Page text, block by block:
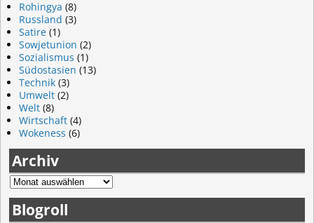
Rohingya (8)
Russland (3)
Satire (1)
Sowjetunion (2)
Sozialismus (1)
Südostasien (13)
Technik (3)
Umwelt (2)
Welt (8)
Wirtschaft (4)
Wokeness (6)
Archiv
Blogroll